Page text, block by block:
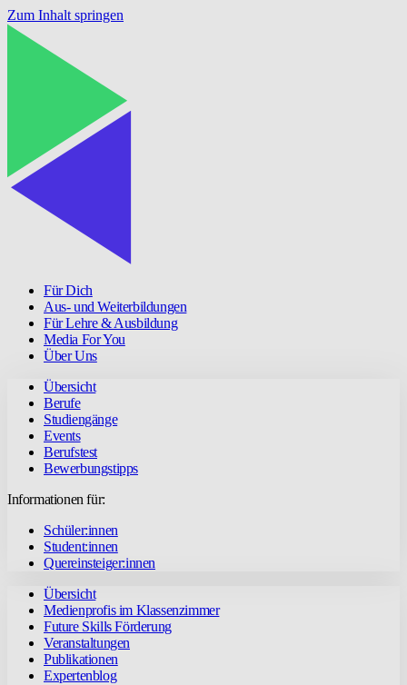
Zum Inhalt springen
Für Dich
Aus- und Weiterbildungen
Für Lehre & Ausbildung
Media For You
Über Uns
Übersicht
Berufe
Studiengänge
Events
Berufstest
Bewerbungstipps
Informationen für:
Schüler:innen
Student:innen
Quereinsteiger:innen
Übersicht
Medienprofis im Klassenzimmer
Future Skills Förderung
Veranstaltungen
Publikationen
Expertenblog